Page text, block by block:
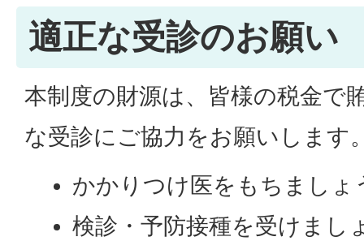
適正な受診のお願い
本制度の財源は、皆様の税金で
な受診にご協力をお願いします
かかりつけ医をもちましょ
検診・予防接種を受けまし